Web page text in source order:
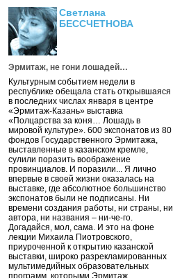
Светлана
БЕССЧЕТНОВА
Эрмитаж, не гони лошадей…
Культурным событием недели в
республике обещала стать открывшаяся
в последних числах января в центре
«Эрмитаж-Казань» выставка
«Полцарства за коня… Лошадь в
мировой культуре». 600 экспонатов из 80
фондов Государственного Эрмитажа,
выставленные в казанском кремле,
сулили поразить воображение
провинциалов. И поразили... Я лично
впервые в своей жизни оказалась на
выставке, где абсолютное большинство
экспонатов были не подписаны. Ни
времени создания работы, ни страны, ни
автора, ни названия – ни-че-го.
Догадайся, мол, сама. И это на фоне
лекции Михаила Пиотровского,
приуроченной к открытию казанской
выставки, широко разрекламированных
мультимедийных образовательных
программ, которыми Эрмитаж